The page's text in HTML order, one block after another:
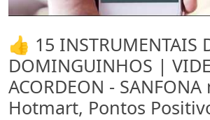
👍 15 INSTRUMENTAIS
DOMINGUINHOS |
ACORDEON - SANFONA
Hotmart, Pontos